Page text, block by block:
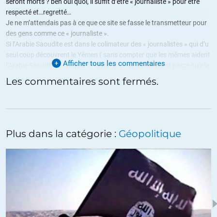
respecté et…regretté…
Je ne m’attendais pas à ce que ce site se fasse le transmetteur pour
des gens comme ce « journaliste ».
Si l’Arabie Saoudite est dans le colimateur des « journalistes » qui d’u
seul coup découvrent le Yémen ( sans compter que les mêmes aident
l’Arabie Saoudite à ataquer le Yémen), c’est uniquement parce qu’elle
va commercer en autre chose que le dollar, je dis ça, je dis rien.
Au moins, un modérateur lira ce que j’ai écrit avant de modérer….
+21 ALERTER
« L’Arabie saoudite ne mérite pas d’être comparée à la Syrie, dont le
dirigeant n’a apparemment pas hésité à utiliser des armes chimiques
L’Arabie Saoudite n’aurait-elle pas utilisé d’armes chimiques au
Afficher tous les commentaires
Les commentaires sont fermés.
Plus dans la catégorie : Géopolitique